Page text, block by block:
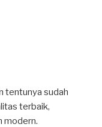
tentunya sudah
terbaik,
modern.